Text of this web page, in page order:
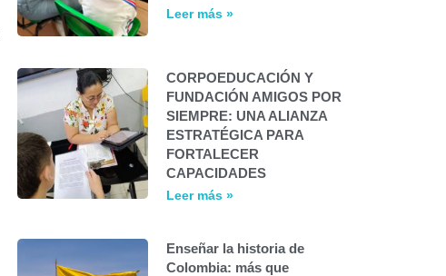
Leer más »
CORPOEDUCACIÓN Y
FUNDACIÓN AMIGOS POR
SIEMPRE: UNA ALIANZA
ESTRATÉGICA PARA
FORTALECER
CAPACIDADES
Leer más »
Enseñar la historia de
Colombia: más que